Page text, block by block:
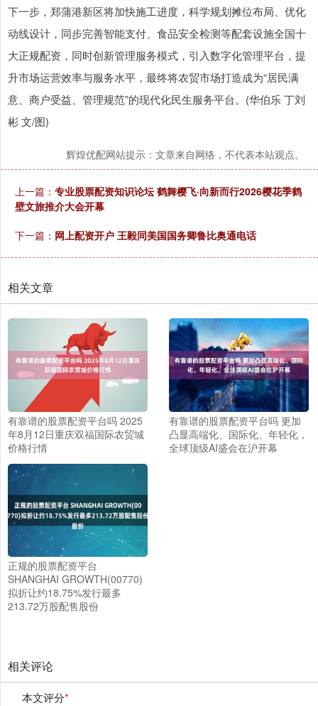
下一步，郑蒲港新区将加快施工进度，科学规划摊位布局、优化
动线设计，同步完善智能支付、食品安全检测等配套设施全国十
大正规配资，同时创新管理服务模式，引入数字化管理平台，提
升市场运营效率与服务水平，最终将农贸市场打造成为“居民满
意、商户受益、管理规范”的现代化民生服务平台。(华伯乐 丁刘
彬 文/图)
辉煌优配网站提示：文章来自网络，不代表本站观点。
上一篇： 专业股票配资知识论坛 鹤舞樱飞·向新而行2026樱花季鹤
壁文旅推介大会开幕
下一篇： 网上配资开户 王毅同美国国务卿鲁比奥通电话
相关文章
有靠谱的股票配资平台吗 2025
年8月12日重庆双福国际农贸城
价格行情
有靠谱的股票配资平台吗 更加
凸显高端化、国际化、年轻化，
全球顶级AI盛会在沪开幕
正规的股票配资平台
SHANGHAI GROWTH(00770)
拟折让约18.75%发行最多
213.72万股配售股份
相关评论
本文评分*